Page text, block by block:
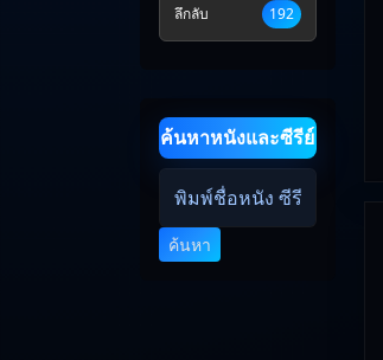
ลึกลับ 192
ค้นหาหนังและซีรีย์
ค้นหา